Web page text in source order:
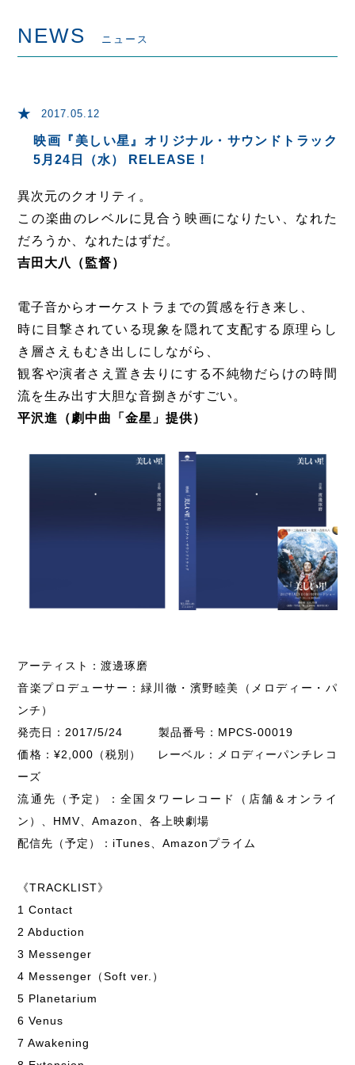
NEWS ニュース
2017.05.12
映画『美しい星』オリジナル・サウンドトラック
5月24日（水） RELEASE！
異次元のクオリティ。
この楽曲のレベルに見合う映画になりたい、なれた
だろうか、なれたはずだ。
吉田大八（監督）
電子音からオーケストラまでの質感を行き来し、
時に目撃されている現象を隠れて支配する原理らし
き層さえもむき出しにしながら、
観客や演者さえ置き去りにする不純物だらけの時間
流を生み出す大胆な音捌きがすごい。
平沢進（劇中曲「金星」提供）
アーティスト：渡邊琢磨
音楽プロデューサー：緑川徹・濱野睦美（メロディー・パ
ンチ）
発売日：2017/5/24 製品番号：MPCS-00019
価格：¥2,000（税別） レーベル：メロディーパンチレコ
ーズ
流通先（予定）：全国タワーレコード（店舗＆オンライ
ン）、HMV、Amazon、各上映劇場
配信先（予定）：iTunes、Amazonプライム
《TRACKLIST》
1 Contact
2 Abduction
3 Messenger
4 Messenger（Soft ver.）
5 Planetarium
6 Venus
7 Awakening